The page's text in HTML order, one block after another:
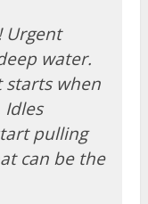
Urgent
water.
starts when
pulling
can be the